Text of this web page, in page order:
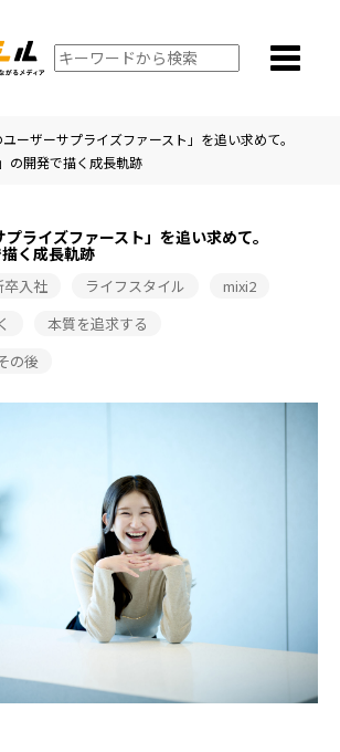
ユーザーサプライズファースト」を追い求めて。
の開発で描く成長軌跡
プライズファースト」を追い求めて。
く成長軌跡
卒入社 ライフスタイル
mixi2
本質を追求する
の後